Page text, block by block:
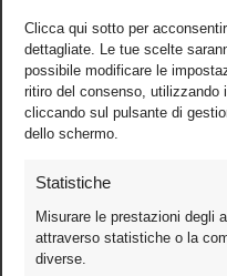
Clicca qui sotto per
dettagliate. Le tue scelte
possibile modificare le
ritiro del consenso, utilizzando
cliccando sul pulsante di
dello schermo.
Statistiche
Misurare le prestazioni degli
attraverso statistiche o la
diverse.
Mobile
Games
Test
Cinema
Audio
Computer
Festival & Concorsi